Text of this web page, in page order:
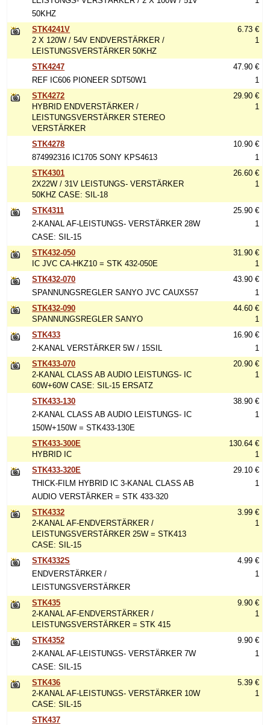
50KHZ
STK4241V
2 X 120W / 54V ENDVERSTÄRKER /
LEISTUNGSVERSTÄRKER 50KHZ
6.73 €
1
STK4247
REF IC606 PIONEER SDT50W1
47.90 €
1
STK4272
HYBRID ENDVERSTÄRKER /
LEISTUNGSVERSTÄRKER STEREO
VERSTÄRKER
29.90 €
1
STK4278
874992316 IC1705 SONY KPS4613
10.90 €
1
STK4301
2X22W / 31V LEISTUNGS- VERSTÄRKER
50KHZ CASE: SIL-18
26.60 €
1
STK4311
2-KANAL AF-LEISTUNGS- VERSTÄRKER 28W
CASE: SIL-15
25.90 €
1
STK432-050
IC JVC CA-HKZ10 = STK 432-050E
31.90 €
1
STK432-070
SPANNUNGSREGLER SANYO JVC CAUXS57
43.90 €
1
STK432-090
SPANNUNGSREGLER SANYO
44.60 €
1
STK433
2-KANAL VERSTÄRKER 5W / 15SIL
16.90 €
1
STK433-070
2-KANAL CLASS AB AUDIO LEISTUNGS- IC
60W+60W CASE: SIL-15 ERSATZ
20.90 €
1
STK433-130
2-KANAL CLASS AB AUDIO LEISTUNGS- IC
150W+150W = STK433-130E
38.90 €
1
STK433-300E
HYBRID IC
130.64 €
1
STK433-320E
THICK-FILM HYBRID IC 3-KANAL CLASS AB
AUDIO VERSTÄRKER = STK 433-320
29.10 €
1
STK4332
2-KANAL AF-ENDVERSTÄRKER /
LEISTUNGSVERSTÄRKER 25W = STK413
CASE: SIL-15
3.99 €
1
STK4332S
ENDVERSTÄRKER /
LEISTUNGSVERSTÄRKER
4.99 €
1
STK435
2-KANAL AF-ENDVERSTÄRKER /
LEISTUNGSVERSTÄRKER = STK 415
9.90 €
1
STK4352
2-KANAL AF-LEISTUNGS- VERSTÄRKER 7W
CASE: SIL-15
9.90 €
1
STK436
2-KANAL AF-LEISTUNGS- VERSTÄRKER 10W
CASE: SIL-15
5.39 €
1
STK437